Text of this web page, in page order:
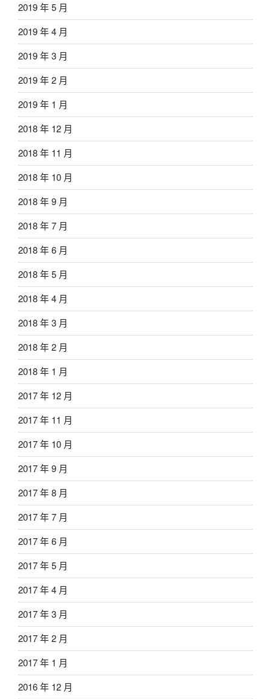
2019 年 5 月
2019 年 4 月
2019 年 3 月
2019 年 2 月
2019 年 1 月
2018 年 12 月
2018 年 11 月
2018 年 10 月
2018 年 9 月
2018 年 7 月
2018 年 6 月
2018 年 5 月
2018 年 4 月
2018 年 3 月
2018 年 2 月
2018 年 1 月
2017 年 12 月
2017 年 11 月
2017 年 10 月
2017 年 9 月
2017 年 8 月
2017 年 7 月
2017 年 6 月
2017 年 5 月
2017 年 4 月
2017 年 3 月
2017 年 2 月
2017 年 1 月
2016 年 12 月